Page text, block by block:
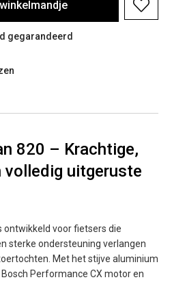
winkelmandje
gegarandeerd
820 – Krachtige,
uitgeruste
ontwikkeld voor fietsers die
sterke ondersteuning verlangen
Met het stijve aluminium
Performance CX motor en